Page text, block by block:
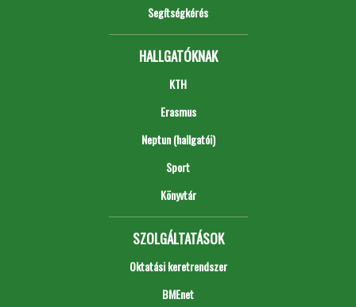
Segítségkérés
HALLGATÓKNAK
KTH
Erasmus
Neptun (hallgatói)
Sport
Könyvtár
SZOLGÁLTATÁSOK
Oktatási keretrendszer
BMEnet